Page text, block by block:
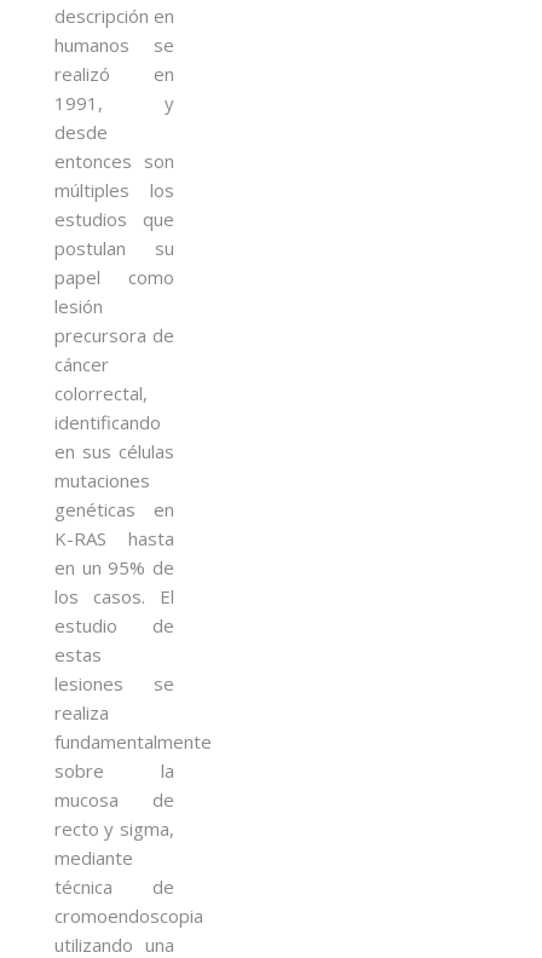
descripción en
humanos se
realizó en
1991, y
desde
entonces son
múltiples los
estudios que
postulan su
papel como
lesión
precursora de
cáncer
colorrectal,
identificando
en sus células
mutaciones
genéticas en
K-RAS hasta
en un 95% de
los casos. El
estudio de
estas
lesiones se
realiza
fundamentalmente
sobre la
mucosa de
recto y sigma,
mediante
técnica de
cromoendoscopia
utilizando una